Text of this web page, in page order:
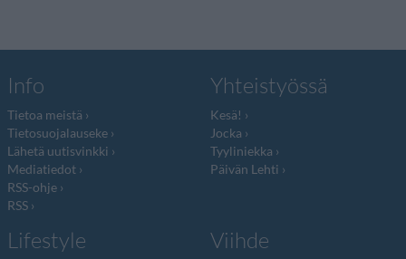
Info
Tietoa meistä
Tietosuojalauseke
Lähetä uutisvinkki
Mediatiedot
RSS-ohje
RSS
Yhteistyössä
Kesä!
Jocka
Tyyliniekka
Päivän Lehti
Lifestyle Viihde